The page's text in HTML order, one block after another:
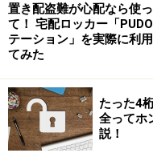
TimeTreeのよかった
りが新しく予定を作っ
トナーに通知される仕
おかげで、「打ち合
などといちいち連絡す
また「自分だけの予定
置き配盗難が心配なら使っ
て！ 宅配ロッカー「
テーション」を実際に利
てみた
たった4
全ってホ
説！